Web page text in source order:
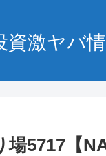
資激ヤバ
5717【